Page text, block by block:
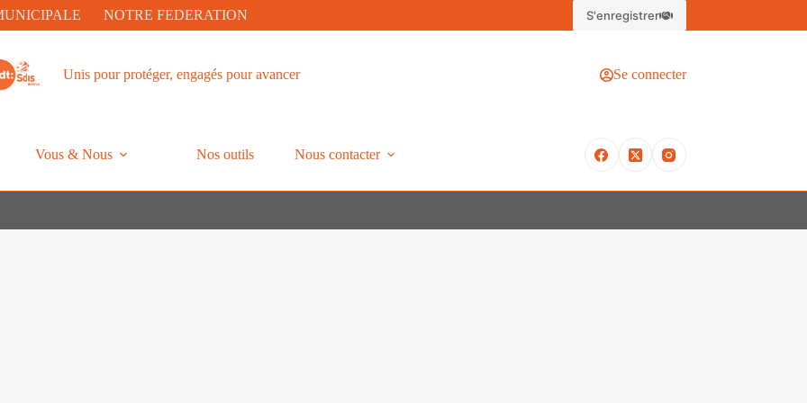
NOTRE FEDERATION S'enregistrer
Unis pour protéger, engagés pour avancer Se connecter
Vous & Nous Nos outils Nous contacter